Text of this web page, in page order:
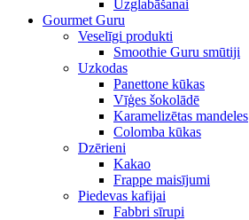
Uzglabāšanai
Gourmet Guru
Veselīgi produkti
Smoothie Guru smūtiji
Uzkodas
Panettone kūkas
Vīģes šokolādē
Karamelizētas mandeles
Colomba kūkas
Dzērieni
Kakao
Frappe maisījumi
Piedevas kafijai
Fabbri sīrupi